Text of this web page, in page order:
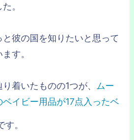
。
彼の国を知りたいと思って
す。
着いたものの1つが、
ムー
ベイビー用品が17点入ったベ
す。